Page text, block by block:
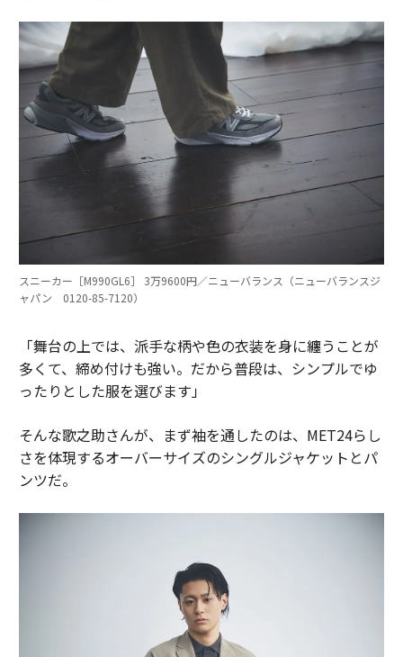
スニーカー［M990GL6］ 3万9600円／ニューバランス（ニューバランスジ
ャパン 0120-85-7120）
「舞台の上では、派手な柄や色の衣装を身に纏うことが
多くて、締め付けも強い。だから普段は、シンプルでゆ
ったりとした服を選びます」
そんな歌之助さんが、まず袖を通したのは、MET24らし
さを体現するオーバーサイズのシングルジャケットとパ
ンツだ。